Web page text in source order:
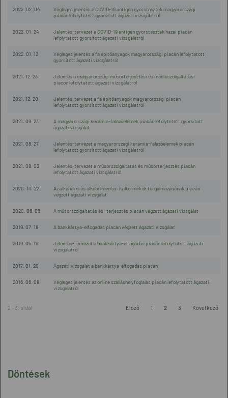
Döntések
2022. 02. 04
Végleges jelentés a COVID-19 antigén gyorstesztek magyarországi
piacán lefolytatott gyorsított ágazati vizsgálatról
2022. 01. 24
Jelentés-tervezet a COVID-19 antigén gyorstesztek hazai piacán
lefolytatott gyorsított ágazati vizsgálatról
2022. 01. 12
Végleges jelentés a fa építőanyagok magyarországi piacán lefolytatott
gyorsított ágazati vizsgálatról
2021. 12. 23
Jelentés a magyarországi műsorterjesztési és médiaszolgáltatási
piacon lefolytatott ágazati vizsgálatról
2021. 12. 20
Jelentés-tervezet a fa építőanyagok magyarországi piacán
lefolytatott gyorsított ágazati vizsgálatról
2021. 09. 23
A magyarországi kerámia-falazóelemek piacán lefolytatott gyorsított
ágazati vizsgálat
2021. 08. 27
Jelentés-tervezet a magyarországi kerámia-falazóelemek piacán
lefolytatott gyorsított ágazati vizsgálatról
2021. 08. 03
Jelentés-tervezet a műsorszolgáltatás és műsorterjesztés piacán
lefolytatott ágazati vizsgálatról
2020. 10. 22
Az alkoholos és alkoholmentes italtermékek forgalmazásának piacán
végzett ágazati vizsgálat
2020. 06. 05 A műsorszolgáltatás és -terjesztés piacán végzett ágazati vizsgálat
2019. 07. 18 A bankkártya-elfogadás piacán végzett ágazati vizsgálat
2019. 05. 15
Jelentés-tervezet a bankkártya-elfogadás piacán lefolytatott ágazati
vizsgálatról
2017. 01. 20 Ágazati vizsgálat a bankkártya-elfogadás piacán
2016. 06. 08
Végleges jelentés az online szálláshelyfoglalás piacán lefolytatott ágazati
vizsgálatról
2 - 3. oldal Előző 1 2 3 Következő